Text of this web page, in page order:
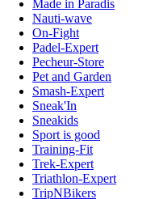
Made in Paradis
Nauti-wave
On-Fight
Padel-Expert
Pecheur-Store
Pet and Garden
Smash-Expert
Sneak'In
Sneakids
Sport is good
Training-Fit
Trek-Expert
Triathlon-Expert
TripNBikers